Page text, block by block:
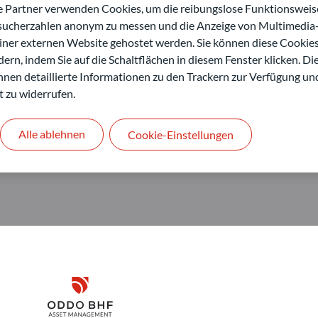
Disclaimer
GmbH
ODDO BHF Asset Management GmbH
Partner verwenden Cookies, um die reibungslose
anonym zu messen und die Anzeige von
externen Website gehostet werden. Sie können diese
indem Sie auf die Schaltflächen in diesem Fenster klicken.
detaillierte Informationen zu den Trackern zur Verfügung
zu widerrufen.
Alle ablehnen Cookie-Einstellungen